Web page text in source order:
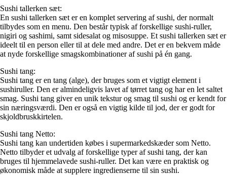
Sushi tallerken sæt:
En sushi tallerken sæt er en komplet servering af sushi, der normalt
tilbydes som en menu. Den består typisk af forskellige sushi-ruller,
nigiri og sashimi, samt sidesalat og misosuppe. Et sushi tallerken sæt er
ideelt til en person eller til at dele med andre. Det er en bekvem måde
at nyde forskellige smagskombinationer af sushi på én gang.
Sushi tang:
Sushi tang er en tang (alge), der bruges som et vigtigt element i
sushiruller. Den er almindeligvis lavet af tørret tang og har en let saltet
smag. Sushi tang giver en unik tekstur og smag til sushi og er kendt for
sin næringsværdi. Den er også en vigtig kilde til jod, der er godt for
skjoldbruskkirtelen.
Sushi tang Netto:
Sushi tang kan undertiden købes i supermarkedskæder som Netto.
Netto tilbyder et udvalg af forskellige typer af sushi tang, der kan
bruges til hjemmelavede sushi-ruller. Det kan være en praktisk og
økonomisk måde at supplere ingredienserne til sin sushi.